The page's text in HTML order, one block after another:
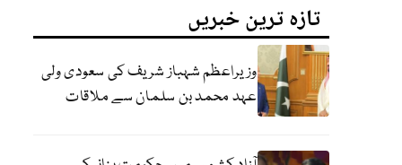
تازہ ترین خبریں
وزیراعظم شہباز شریف کی سعودی ولی
عہد محمد بن سلمان سے ملاقات